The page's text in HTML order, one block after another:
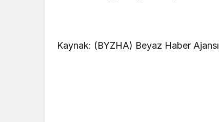
Kaynak: (BYZHA) Beyaz Haber Ajansı